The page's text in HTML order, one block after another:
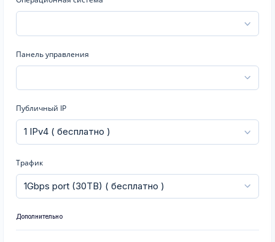
Панель управления
Публичный IP
Трафик
Дополнительно